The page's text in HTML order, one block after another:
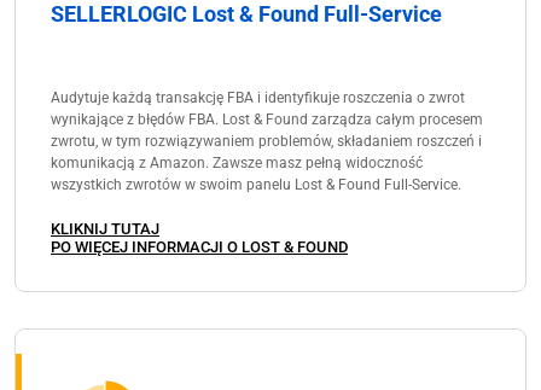
SELLERLOGIC Lost & Found Full-Service
Audytuje każdą transakcję FBA i identyfikuje roszczenia o zwrot
wynikające z błędów FBA. Lost & Found zarządza całym procesem
zwrotu, w tym rozwiązywaniem problemów, składaniem roszczeń i
komunikacją z Amazon. Zawsze masz pełną widoczność
wszystkich zwrotów w swoim panelu Lost & Found Full-Service.
KLIKNIJ TUTAJ
PO WIĘCEJ INFORMACJI O LOST & FOUND